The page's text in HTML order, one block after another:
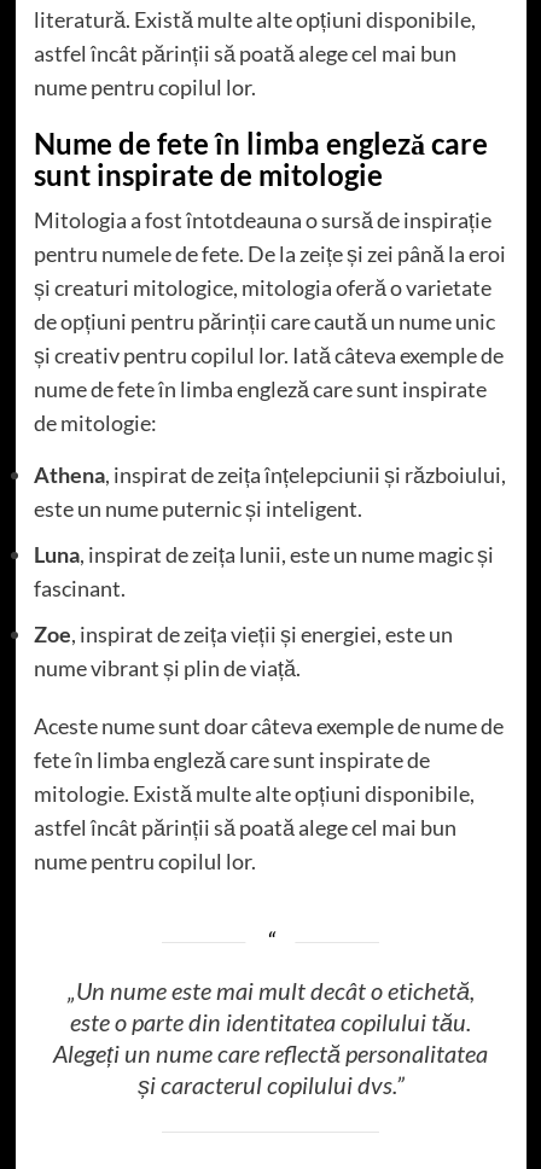
literatură. Există multe alte opțiuni disponibile,
astfel încât părinții să poată alege cel mai bun
nume pentru copilul lor.
Nume de fete în limba engleză care
sunt inspirate de mitologie
Mitologia a fost întotdeauna o sursă de inspirație
pentru numele de fete. De la zeițe și zei până la eroi
și creaturi mitologice, mitologia oferă o varietate
de opțiuni pentru părinții care caută un nume unic
și creativ pentru copilul lor. Iată câteva exemple de
nume de fete în limba engleză care sunt inspirate
de mitologie:
Athena, inspirat de zeița înțelepciunii și războiului,
este un nume puternic și inteligent.
Luna, inspirat de zeița lunii, este un nume magic și
fascinant.
Zoe, inspirat de zeița vieții și energiei, este un
nume vibrant și plin de viață.
Aceste nume sunt doar câteva exemple de nume de
fete în limba engleză care sunt inspirate de
mitologie. Există multe alte opțiuni disponibile,
astfel încât părinții să poată alege cel mai bun
nume pentru copilul lor.
„Un nume este mai mult decât o etichetă,
este o parte din identitatea copilului tău.
Alegeți un nume care reflectă personalitatea
și caracterul copilului dvs.”